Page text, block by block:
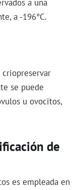
a una
a -196°C.
se puede
u ovocitos,
de
es empleada en